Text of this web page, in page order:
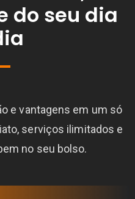
do seu dia
e vantagens em um só
serviços ilimitados e
no seu bolso.